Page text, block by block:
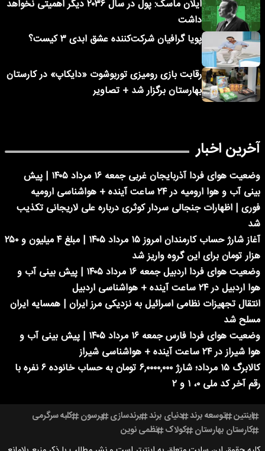
ایلان ماسک: پول در سال ۲۰۳۶ دیگر اهمیتی نخواهد
داشت
پویا گرافیان شرکت‌کننده عشق ابدی ۳ کیست؟
رقابت بازی رومیزی توربوشوت «دایکاپ» در کارستان
بهارستان برگزار شد + تصاویر
آخرین اخبار
وضعیت هوای فردا آذربایجان غربی جمعه ۱۶ مرداد ۱۴۰۵ | پیش
بینی آب و هوا ارومیه در ۲۴ ساعت آینده + هواشناسی ارومیه
فوری | اظهارات جنجالی سردار کوثری درباره علی لاریجانی تکذیب
شد
آغاز شارژ حساب کارمندان امروز ۱۵ مرداد ۱۴۰۵ | مبلغ ۴ میلیون و ۲۵۰
هزار تومان برای این گروه واریز شد
وضعیت هوای فردا اردبیل جمعه ۱۶ مرداد ۱۴۰۵ | پیش بینی آب و
هوا اردبیل در ۲۴ ساعت آینده + هواشناسی اردبیل
انتقال تجهیزات نظامی اسرائیل به نزدیکی مرز ایران | همسایه ایران
مسلح شد
وضعیت هوای فردا فارس جمعه ۱۶ مرداد ۱۴۰۵ | پیش بینی آب و
هوا شیراز در ۲۴ ساعت آینده + هواشناسی شیراز
کالابرگ ۱۵ مرداد؛ شارژ ۶,۰۰۰۰,۰۰۰ تومان به حساب خانوده ۶ نفره با
رقم آخر کد ملی ۰، ۱ و ۲
اینتین توسعه برند دنیای برند برندسازی پرسون کلبه سرگرمی
کارستان بهارستان کولاک نظمی نوین